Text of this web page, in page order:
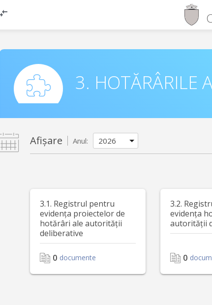
3. HOTĂRÂRILE
Afișare Anul:
3.1. Registrul pentru
evidența proiectelor de
hotărâri ale autorității
deliberative
0 documente
3.2.
evidența
autorității
0